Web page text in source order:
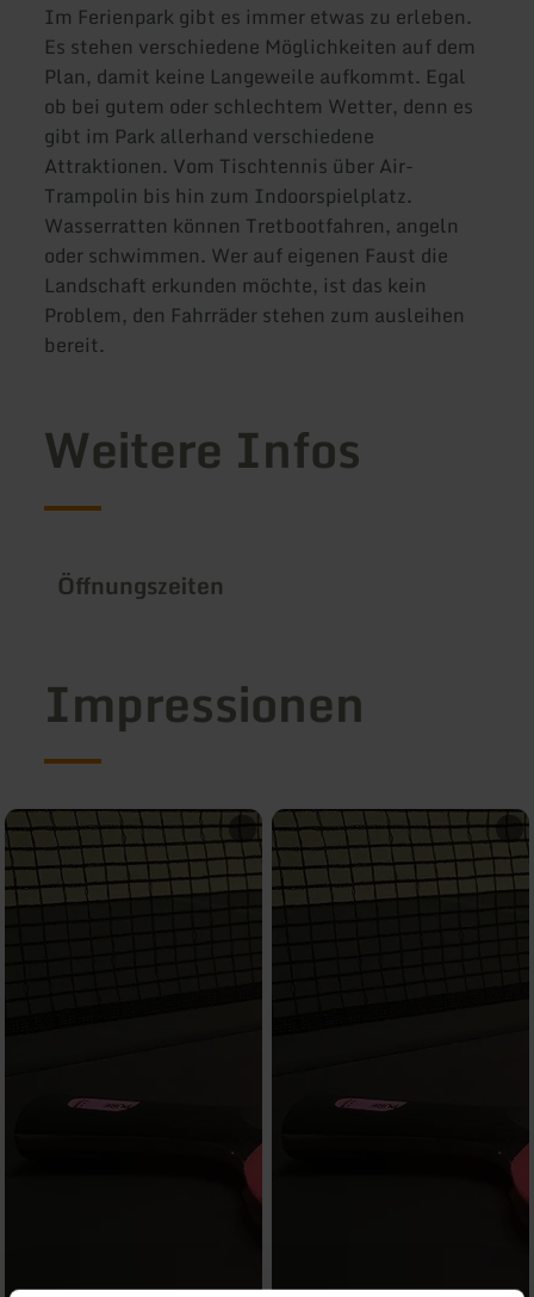
Im Ferienpark gibt es immer etwas zu erleben.
Es stehen verschiedene Möglichkeiten auf dem
Plan, damit keine Langeweile aufkommt. Egal
ob bei gutem oder schlechtem Wetter, denn es
gibt im Park allerhand verschiedene
Attraktionen. Vom Tischtennis über Air-
Trampolin bis hin zum Indoorspielplatz.
Wasserratten können Tretbootfahren, angeln
oder schwimmen. Wer auf eigenen Faust die
Landschaft erkunden möchte, ist das kein
Problem, den Fahrräder stehen zum ausleihen
bereit.
Weitere Infos
Öffnungszeiten
Impressionen